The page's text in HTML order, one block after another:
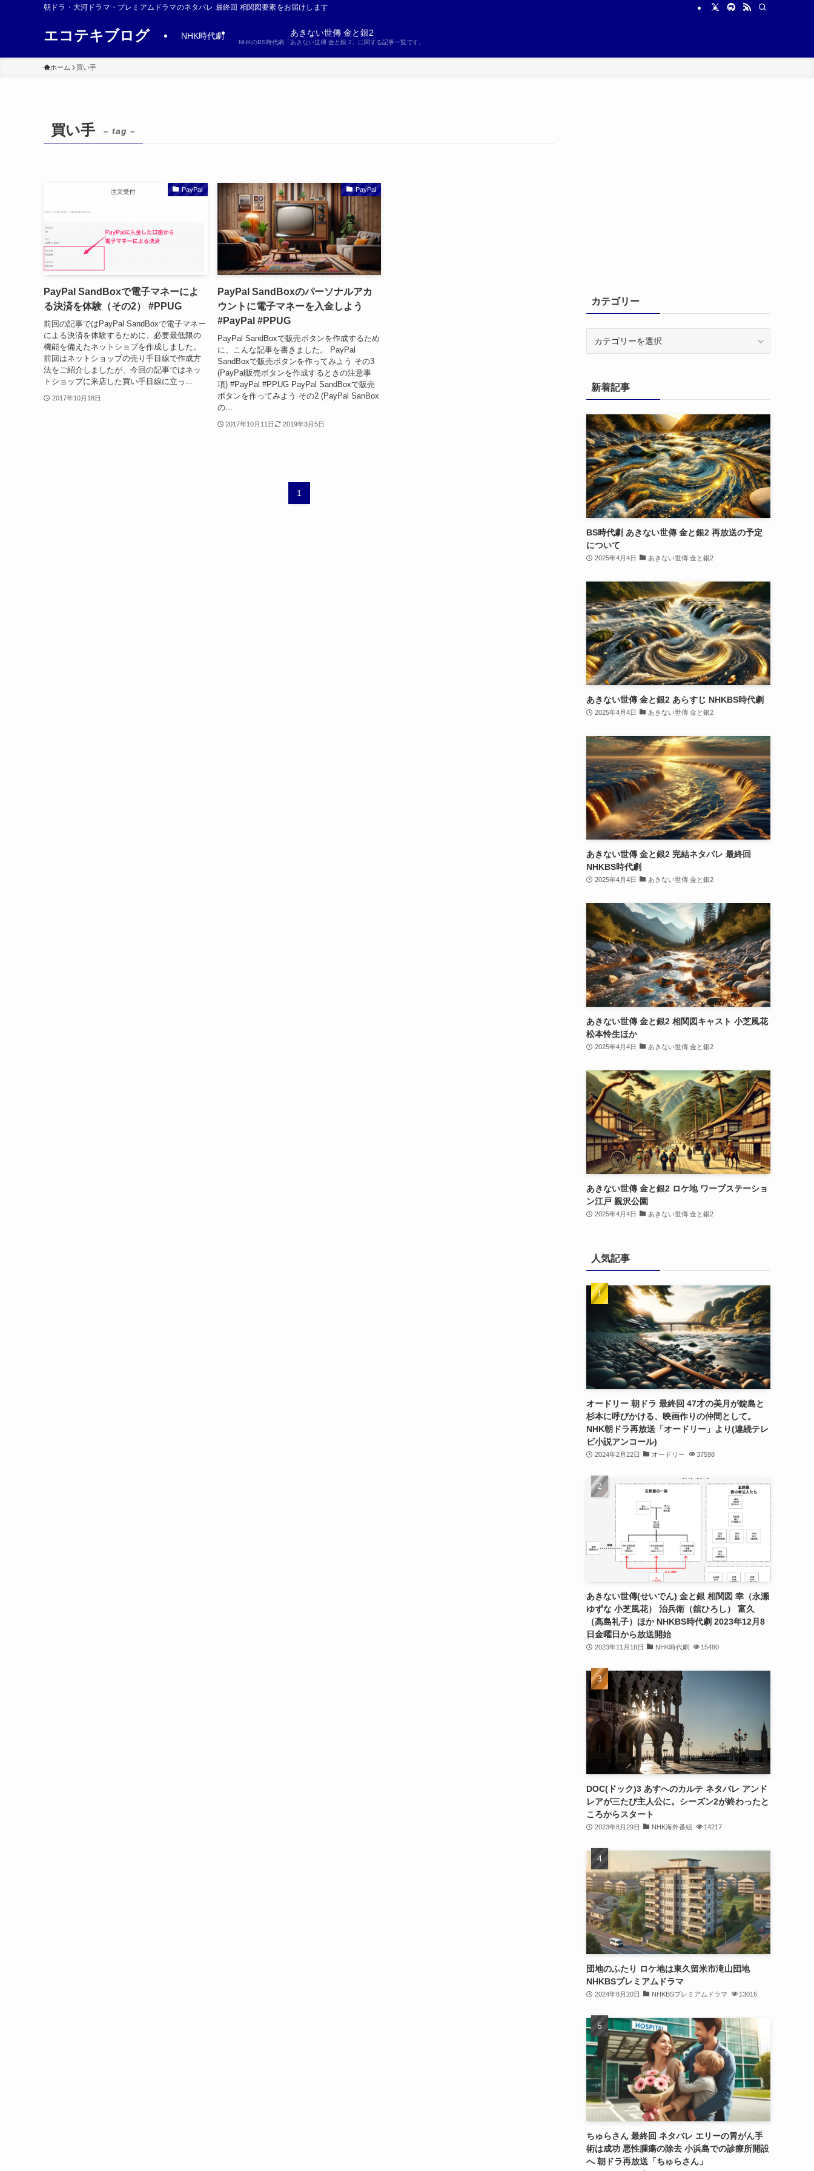
朝ドラ・大河ドラマ・プレミアムドラマのネタバレ 最終回 相関図要素をお届けします
エコテキブログ NHK時代劇 あきない世傳 金と銀2
NHKのBS時代劇「あきない世傳 金と銀 2」に関する記事一覧です。
ホーム 買い手
買い手 – tag –
PayPal
PayPal SandBoxで電子マネーによ
る決済を体験（その2） #PPUG
前回の記事ではPayPal SandBoxで電子マネー
による決済を体験するために、必要最低限の
機能を備えたネットショプを作成しました。
前回はネットショップの売り手目線で作成方
法をご紹介しましたが、今回の記事ではネッ
トショップに来店した買い手目線に立っ...
2017年10月18日
PayPal
PayPal SandBoxのパーソナルアカ
ウントに電子マネーを入金しよう
#PayPal #PPUG
PayPal SandBoxで販売ボタンを作成するため
に、こんな記事を書きました。 PayPal
SandBoxで販売ボタンを作ってみよう その3
(PayPal販売ボタンを作成するときの注意事
項) #PayPal #PPUG PayPal SandBoxで販売
ボタンを作ってみよう その2 (PayPal SanBox
の...
2017年10月11日 2019年3月5日
1
カテゴリー
ー新着記事
BS時代劇 あきない世傳 金と銀2 再放送の予定
について
2025年4月4日 あきない世傳 金と銀2
あきない世傳 金と銀2 あらすじ NHKBS時代劇
2025年4月4日 あきない世傳 金と銀2
あきない世傳 金と銀2 完結ネタバレ 最終回
NHKBS時代劇
2025年4月4日 あきない世傳 金と銀2
あきない世傳 金と銀2 相関図キャスト 小芝風花
松本怜生ほか
2025年4月4日 あきない世傳 金と銀2
あきない世傳 金と銀2 ロケ地 ワープステーショ
ン江戸 親沢公園
2025年4月4日 あきない世傳 金と銀2
人気記事
オードリー 朝ドラ 最終回 47才の美月が錠島と
杉本に呼びかける、映画作りの仲間として。
NHK朝ドラ再放送「オードリー」より(連続テレ
ビ小説アンコール)
2024年2月22日 オードリー 37598
あきない世傳(せいでん) 金と銀 相関図 幸（永瀬
ゆずな 小芝風花） 治兵衛（舘ひろし） 富久
（高島礼子）ほか NHKBS時代劇 2023年12月8
日金曜日から放送開始
2023年11月18日 NHK時代劇 15480
DOC(ドック)3 あすへのカルテ ネタバレ アンド
レアが三たび主人公に。シーズン2が終わったと
ころからスタート
2023年8月29日 NHK海外番組 14217
団地のふたり ロケ地は東久留米市滝山団地
NHKBSプレミアムドラマ
2024年8月20日 NHKBSプレミアムドラマ 13016
ちゅらさん 最終回 ネタバレ エリーの胃がん手
術は成功 悪性腫瘍の除去 小浜島での診療所開設
へ 朝ドラ再放送「ちゅらさん」